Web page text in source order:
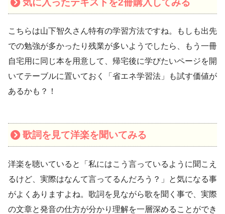
こちらは山下智久さん特有の学習方法ですね。もしも出先
での勉強が多かったり残業が多いようでしたら、もう一冊
自宅用に同じ本を用意して、帰宅後に学びたいページを開
いてテーブルに置いておく「省エネ学習法」も試す価値が
あるかも？！
歌詞を見て洋楽を聞いてみる
洋楽を聴いていると「私にはこう言っているように聞こえ
るけど、実際はなんて言ってるんだろう？」と気になる事
がよくありますよね。歌詞を見ながら歌を聞く事で、実際
の文章と発音の仕方が分かり理解を一層深めることができ